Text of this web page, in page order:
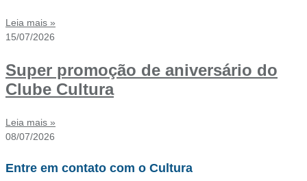
Leia mais »
15/07/2026
Super promoção de aniversário do
Clube Cultura
Leia mais »
08/07/2026
Entre em contato com o Cultura